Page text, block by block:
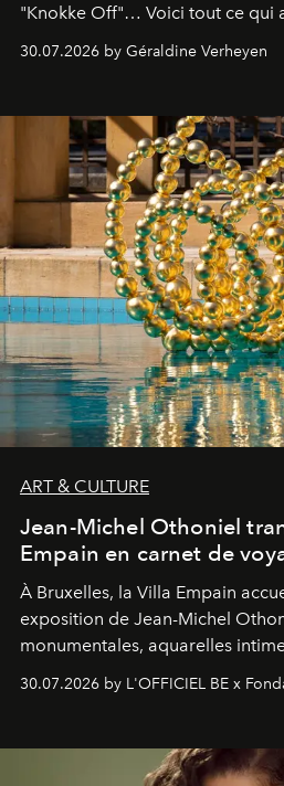
"Knokke Off"… Voici tout ce qui
30.07.2026 by Géraldine Verheyen
ART & CULTURE
Jean-Michel Othoniel
Empain en carnet de
À Bruxelles, la Villa Empain
exposition de Jean-Michel
monumentales, aquarelles
émotionnel où chaque œuvre
émerveillement.
30.07.2026 by L'OFFICIEL BE x